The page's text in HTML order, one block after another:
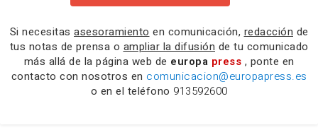
Si necesitas asesoramiento en comunicación, redacción de
tus notas de prensa o ampliar la difusión de tu comunicado
más allá de la página web de europa press , ponte en
contacto con nosotros en comunicacion@europapress.es
o en el teléfono 913592600